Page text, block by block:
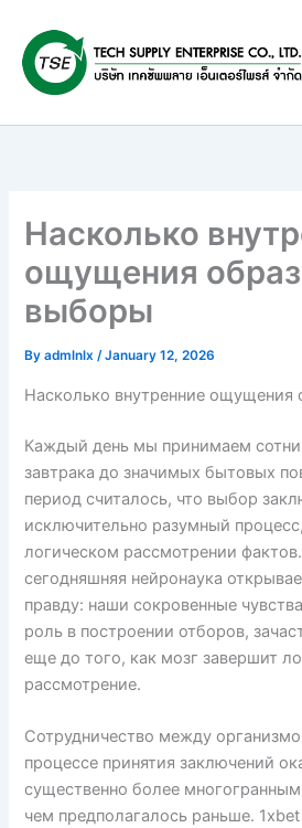
content
Насколько
ощущения
выборы
Byadmlnlx/January 12, 2026
Насколько внутренние ощущения
Каждый день мы принимаем
завтрака до значимых бытовых
период считалось, что выбор
исключительно разумный
логическом рассмотрении
сегодняшняя нейронаука
правду: наши сокровенные
роль в построении отборов,
еще до того, как мозг завершит
рассмотрение.
Сотрудничество между
процессе принятия заключений
существенно более
чем предполагалось раньше.